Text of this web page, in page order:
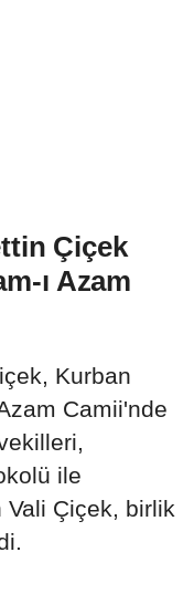
Çiçek
ı Azam
Kurban
Camii'nde
ile
Çiçek, birlik